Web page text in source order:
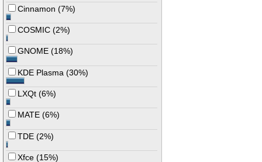
Cinnamon (7%)
COSMIC (2%)
GNOME (18%)
KDE Plasma (30%)
LXQt (6%)
MATE (6%)
TDE (2%)
Xfce (15%)